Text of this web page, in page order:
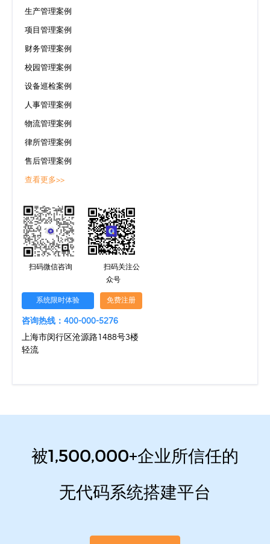
生产管理案例
项目管理案例
财务管理案例
校园管理案例
设备巡检案例
人事管理案例
物流管理案例
律所管理案例
售后管理案例
查看更多>>
扫码微信咨询
扫码关注公
众号
系统限时体验 免费注册
咨询热线：400-000-5276
上海市闵行区沧源路1488号3楼
轻流
被1,500,000+企业所信任的
无代码系统搭建平台